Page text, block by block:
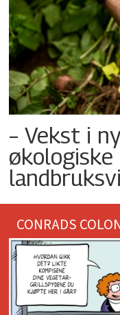
– Vekst i
økologiske
CONRADS